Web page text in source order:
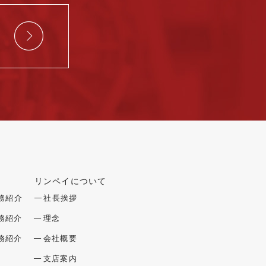
紹介
紹介
紹介
リンペイについて
社長挨拶
理念
会社概要
支店案内